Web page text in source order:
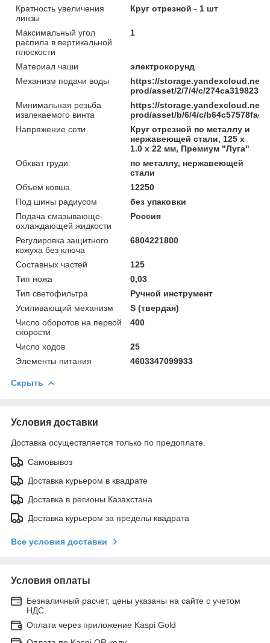
Кратность увеличения
линзы
Круг отрезной - 1 шт
Максимальный угол
распила в вертикальной
плоскости
1
Материал чаши
электрокорунд
Механизм подачи воды
https://storage.yandexcloud.net/
prod/asset/2/7/4/c/
Минимальная резьба
извлекаемого винта
https://storage.yandexcloud.net/
prod/asset/b/6/4/c/
Напряжение сети
Круг отрезной по металлу и
нержавеющей стали, 125 х
1.0 х 22 мм, Премиум "Луга"
Обхват груди
по металлу, нержавеющей
стали
Объем ковша
12250
Под шины радиусом
без упаковки
Подача смазывающе-
охлаждающей жидкости
Россия
Регулировка защитного
кожуха без ключа
6804221800
Составных частей
125
Тип ножа
0,03
Тип светофильтра
Ручной инструмент
Усиливающий механизм
S (твердая)
Число оборотов на первой
скорости
400
Число ходов
25
Элементы питания
4603347099933
Скрыть
Условия доставки
Доставка осуществляется только по предоплате.
Самовывоз
Доставка курьером в квадрате
Доставка в регионы Казахстана
Доставка курьером за пределы квадрата
Все условия доставки
Условия оплаты
Безналичный расчет, цены указаны на сайте с учетом
НДС.
Оплата через приложение Kaspi Gold